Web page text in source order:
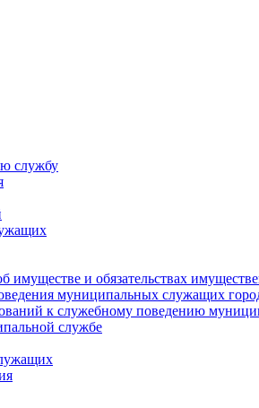
службу
имуществе и обязательствах
муниципальных служащих
к служебному поведению
службе